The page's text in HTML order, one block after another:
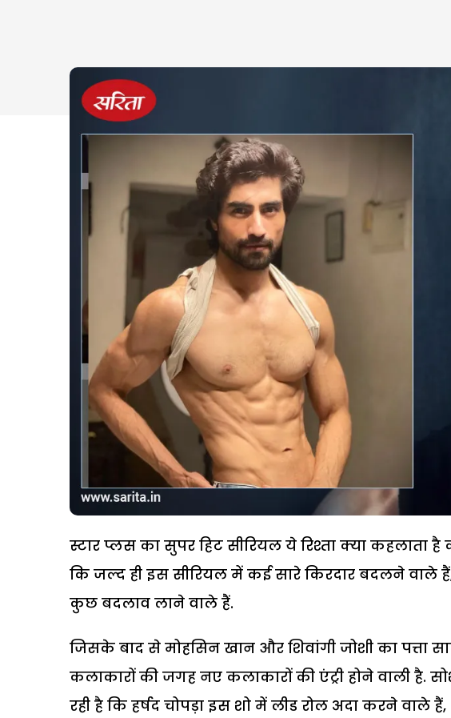
स्टार प्लस का सुपर हिट सीरियल ये रिश्ता क्या
कि जल्द ही इस सीरियल में कई सारे किरदार बदलने वाले
कुछ बदलाव लाने वाले हैं.
जिसके बाद से मोहसिन खान और शिवांगी जोशी का पत्ता
कलाकारों की जगह नए कलाकारों की एंट्री होने वाली है.
रही है कि हर्षद चोपड़ा इस शो में लीड रोल अदा करने वाले हैं,